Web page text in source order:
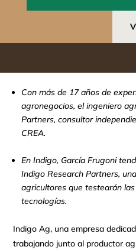
Con más de 17 años de
agronegocios, el ingeniero
Partners, consultor
CREA.
En Indigo, García Frugoni
Indigo Research Partners,
agricultores que testearán
tecnologías.
Indigo Ag, una empresa
trabajando junto al productor